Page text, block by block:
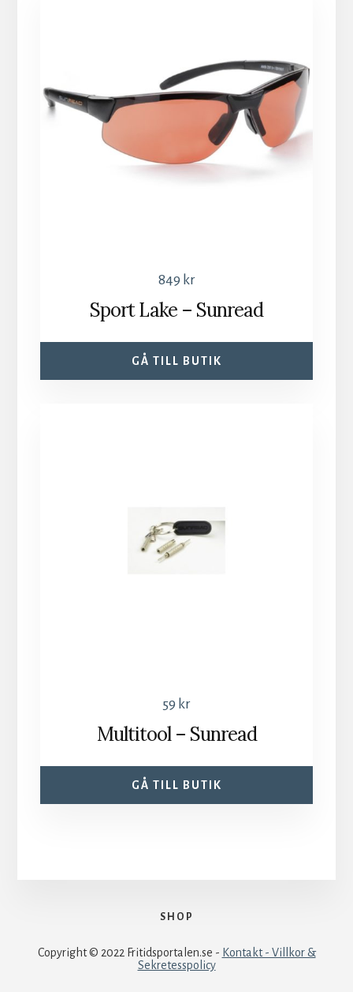
849 kr
Sport Lake – Sunread
GÅ TILL BUTIK
59 kr
Multitool – Sunread
GÅ TILL BUTIK
SHOP
Copyright © 2022 Fritidsportalen.se - Kontakt - Villkor &
Sekretesspolicy